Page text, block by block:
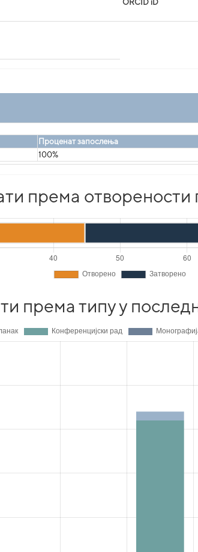
ORCID iD
Проценат запослења
100%
према отворености
према типу у